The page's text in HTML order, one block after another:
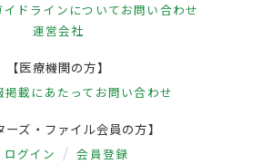
ドラインについてお問い合わせ
運営会社
【医療機関の方】
掲載にあたって お問い合わせ
ーズ・ファイル会員の方】
ログイン 会員登録